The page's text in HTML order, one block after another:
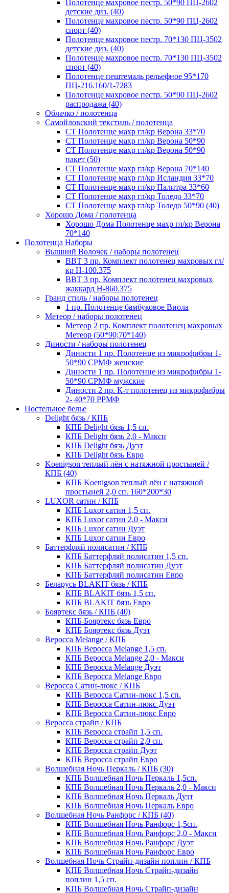
Полотенце махровое пестр. 50*90 ПЦ-2602
детские диз. (40)
Полотенце махровое пестр. 50*90 ПЦ-2602
спорт (40)
Полотенце махровое пестр. 70*130 ПЦ-3502
детские диз. (40)
Полотенце махровое пестр. 70*130 ПЦ-3502
спорт (40)
Полотенце пештемаль рельефное 95*170
ПЦ-216.160/1-7283
Полотенце махровое пестр. 50*90 ПЦ-2602
распродажа (40)
Облачко / полотенца
Самойловский текстиль / полотенца
СТ Полотенце махр гл/кр Верона 33*70
СТ Полотенце махр гл/кр Верона 50*90
СТ Полотенце махр гл/кр Верона 50*90
пакет (50)
СТ Полотенце махр гл/кр Верона 70*140
СТ Полотенце махр гл/кр Исландия 33*70
СТ Полотенце махр гл/кр Палитра 33*60
СТ Полотенце махр гл/кр Толедо 33*70
СТ Полотенце махр гл/кр Толедо 50*90 (40)
Хорошо Дома / полотенца
Хорошо Дома Полотенце махр гл/кр Верона
70*140
Полотенца Наборы
Вышний Волочек / наборы полотенец
ВВТ 3 пр. Комплект полотенец махровых гл/
кр Н-100.375
ВВТ 3 пр. Комплект полотенец махровых
жаккард Н-860.375
Гранд стиль / наборы полотенец
1 пр. Полотенце бамбуковое Виола
Метеор / наборы полотенец
Метеор 2 пр. Комплект полотенец махровых
Метеор (50*90;70*140)
Диности / наборы полотенец
Диности 1 пр. Полотенце из микрофибры 1-
50*90 СРМФ женские
Диности 1 пр. Полотенце из микрофибры 1-
50*90 СРМФ мужские
Диности 2 пр. К-т полотенец из микрофибры
2- 40*70 РРМФ
Постельное белье
Delight бязь / КПБ
КПБ Delight бязь 1,5 сп.
КПБ Delight бязь 2,0 - Макси
КПБ Delight бязь Дуэт
КПБ Delight бязь Евро
Koenigson теплый лён с натяжной простыней /
КПБ (40)
КПБ Koenigson теплый лён с натяжной
простыней 2,0 сп. 160*200*30
LUXOR сатин / КПБ
КПБ Luxor сатин 1,5 сп.
КПБ Luxor сатин 2,0 - Макси
КПБ Luxor сатин Дуэт
КПБ Luxor сатин Евро
Баттерфляй полисатин / КПБ
КПБ Баттерфляй полисатин 1,5 сп.
КПБ Баттерфляй полисатин Дуэт
КПБ Баттерфляй полисатин Евро
Беларусь BLAKIT бязь / КПБ
КПБ BLAKIT бязь 1,5 сп.
КПБ BLAKIT бязь Евро
Бояртекс бязь / КПБ (40)
КПБ Бояртекс бязь Евро
КПБ Бояртекс бязь Дуэт
Веросса Melange / КПБ
КПБ Веросса Melange 1,5 сп.
КПБ Веросса Melange 2,0 - Макси
КПБ Веросса Melange Дуэт
КПБ Веросса Melange Евро
Веросса Сатин-люкс / КПБ
КПБ Веросса Сатин-люкс 1,5 сп.
КПБ Веросса Сатин-люкс Дуэт
КПБ Веросса Сатин-люкс Евро
Веросса страйп / КПБ
КПБ Веросса страйп 1,5 сп.
КПБ Веросса страйп 2,0 сп.
КПБ Веросса страйп Дуэт
КПБ Веросса страйп Евро
Волшебная Ночь Перкаль / КПБ (30)
КПБ Волшебная Ночь Перкаль 1,5сп.
КПБ Волшебная Ночь Перкаль 2,0 - Макси
КПБ Волшебная Ночь Перкаль Дуэт
КПБ Волшебная Ночь Перкаль Евро
Волшебная Ночь Ранфорс / КПБ (40)
КПБ Волшебная Ночь Ранфорс 1,5сп.
КПБ Волшебная Ночь Ранфорс 2,0 - Макси
КПБ Волшебная Ночь Ранфорс Дуэт
КПБ Волшебная Ночь Ранфорс Евро
Волшебная Ночь Страйп-дизайн поплин / КПБ
КПБ Волшебная Ночь Страйп-дизайн
поплин 1,5 сп.
КПБ Волшебная Ночь Страйп-дизайн